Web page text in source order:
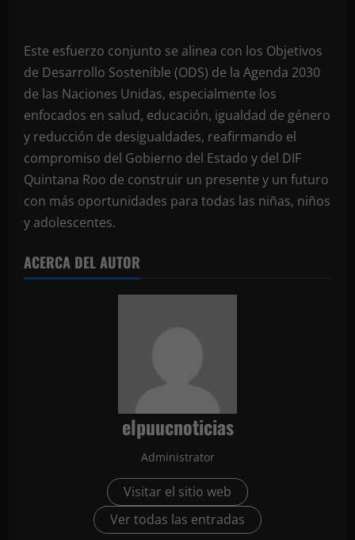
Este esfuerzo conjunto se alinea con los Objetivos
de Desarrollo Sostenible (ODS) de la Agenda 2030
de las Naciones Unidas, especialmente los
enfocados en salud, educación, igualdad de género
y reducción de desigualdades, reafirmando el
compromiso del Gobierno del Estado y del DIF
Quintana Roo de construir un presente y un futuro
con más oportunidades para todas las niñas, niños
y adolescentes.
ACERCA DEL AUTOR
elpuucnoticias
Administrator
Visitar el sitio web
Ver todas las entradas